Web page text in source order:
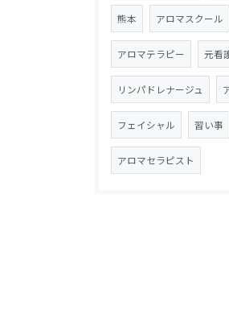
熊本 アロマスクール
アロマテラピー 元看
リンパドレナージュ
フェイシャル 習い事
アロマセラピスト